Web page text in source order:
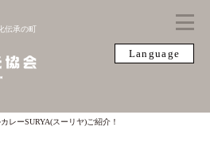
Language
伝承の町
レーSURYA(スーリヤ)ご紹介！